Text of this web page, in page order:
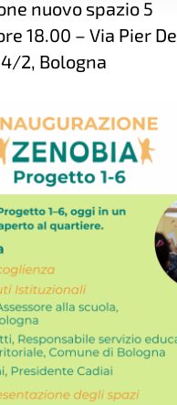
nuovo spazio 5
18.00 – Via Pier De
2, Bologna